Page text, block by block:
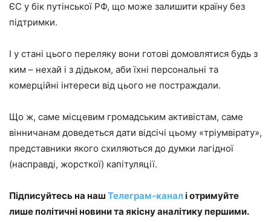
ЄС у бік путінської РФ, що може залишити країну без
підтримки.
І у стані цього переляку вони готові домовлятися будь з
ким – нехай і з дідьком, аби їхні персональні та
комерційні інтереси від цього не постраждали.
Що ж, саме місцевим громадським активістам, саме
вінничанам доведеться дати відсічі цьому «тріумвірату»,
представники якого схиляються до думки лагідної
(насправді, жорсткої) капітуляції.
Підписуйтесь на наш Телеграм-каналі отримуйте
лише політичні новини та якісну аналітику першими.